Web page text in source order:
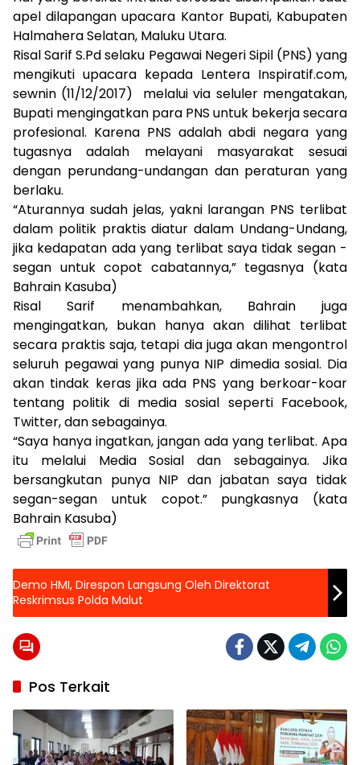
apel dilapangan upacara Kantor Bupati, Kabupaten
Halmahera Selatan, Maluku Utara.
Risal Sarif S.Pd selaku Pegawai Negeri Sipil (PNS) yang
mengikuti upacara kepada Lentera Inspiratif.com,
sewnin (11/12/2017) melalui via seluler mengatakan,
Bupati mengingatkan para PNS untuk bekerja secara
profesional. Karena PNS adalah abdi negara yang
tugasnya adalah melayani masyarakat sesuai
dengan perundang-undangan dan peraturan yang
berlaku.
“Aturannya sudah jelas, yakni larangan PNS terlibat
dalam politik praktis diatur dalam Undang-Undang,
jika kedapatan ada yang terlibat saya tidak segan -
segan untuk copot cabatannya,” tegasnya (kata
Bahrain Kasuba)
Risal Sarif menambahkan, Bahrain juga
mengingatkan, bukan hanya akan dilihat terlibat
secara praktis saja, tetapi dia juga akan mengontrol
seluruh pegawai yang punya NIP dimedia sosial. Dia
akan tindak keras jika ada PNS yang berkoar-koar
tentang politik di media sosial seperti Facebook,
Twitter, dan sebagainya.
“Saya hanya ingatkan, jangan ada yang terlibat. Apa
itu melalui Media Sosial dan sebagainya. Jika
bersangkutan punya NIP dan jabatan saya tidak
segan-segan untuk copot.” pungkasnya (kata
Bahrain Kasuba)
Demo HMI, Direspon Langsung Oleh Direktorat
Reskrimsus Polda Malut
Pos Terkait